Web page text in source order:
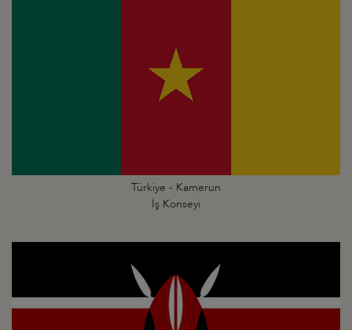
Türkiye - Kamerun
İş Konseyi